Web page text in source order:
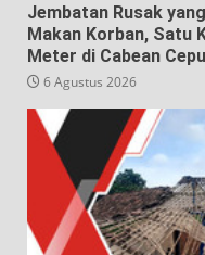
Jembatan Rusak
Makan Korban, Satu
Meter di Cabean Cepu
6 Agustus 2026